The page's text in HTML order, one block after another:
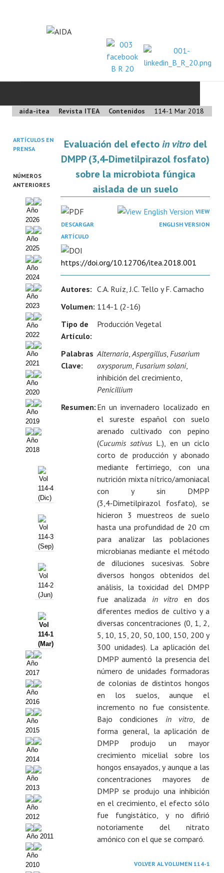
INICIO
SOBRE NOSOTROS
Cincuentenario AIDA
Organigrama
Estatutos
Hacerse socio
Noticias
Galería de Fotos
Web AIDA 2.0
REVISTA ITEA
Presentación ITEA
Equipo Editorial
Leer revista ITEA
Directrices para autores/as
Políticas Editoriales
Propuesta Volumen Especial
Sello Calidad FECYT
Premio Prensa Agraria
Buscador de Artículos
JORNADAS AIDA
Presentación Jornadas
Comunicaciones
Premio Jóvenes Investigadores
Buscador de Comunicaciones
Buscador de Comunicaciones
CONTACTO
BUSCADOR
aida-itea Revista ITEA Contenidos 114-1 Mar 2018
ARTÍCULOS EN
PRENSA
NÚMEROS
ANTERIORES
Año
2026
Año
2025
Año
2024
Año
2023
Año
2022
Año
2021
Año
2020
Año
2019
Año
2018
Vol
114-4
(Dic)
Vol
114-3
(Sep)
Vol
114-2
(Jun)
Vol
114-1
(Mar)
Año
2017
Año
2016
Año
2015
Año
2014
Año
2013
Año
2012
Año 2011
Año
2010
Evaluación del efectoin vitrodel
DMPP (3,4‑Dimetilpirazol fosfato)
sobre la microbiota fúngica
aislada de un suelo
DESCARGAR
ARTÍCULO
VIEW
ENGLISH VERSION
https://doi.org/10.12706/itea.2018.001
Autores: C.A. Ruíz, J.C. Tello y F. Camacho
Volumen: 114-1 (2-16)
Tipo de
Artículo:
Producción Vegetal
Palabras
Clave:
Alternaria,Aspergillus, Fusarium
oxysporum, Fusarium solani,
inhibición del crecimiento,
Penicillium
Resumen: En un invernadero localizado en
el sureste español con suelo
arenado cultivado con pepino
(Cucumis sativus L.), en un ciclo
corto de producción y abonado
mediante fertirriego, con una
nutrición mixta nítrico/amoniacal
con y sin DMPP
(3,4‑Dimetilpirazol fosfato), se
hicieron 3 muestreos de suelo
hasta una profundidad de 20 cm
para analizar las poblaciones
microbianas mediante el método
de diluciones sucesivas. Sobre
diversos hongos obtenidos del
análisis, la toxicidad del DMPP
fue analizada in vitro en dos
diferentes medios de cultivo y a
diversas concentraciones (0, 1, 2,
5, 10, 15, 20, 50, 100, 150, 200 y
300 unidades). La aplicación del
DMPP aumentó la presencia del
número de unidades formadoras
de colonias de distintos hongos
en los suelos, aunque el
incremento no fue consistente.
Bajo condiciones in vitro, de
forma general, la aplicación de
DMPP produjo un mayor
crecimiento micelial sobre los
hongos ensayados, y aunque a las
concentraciones mayores de
DMPP se produjo una inhibición
en el crecimiento, el efecto sólo
fue fungistático, y no difirió
notoriamente del nitrato
amónico con el que se comparó.
VOLVER AL VOLUMEN 114-1